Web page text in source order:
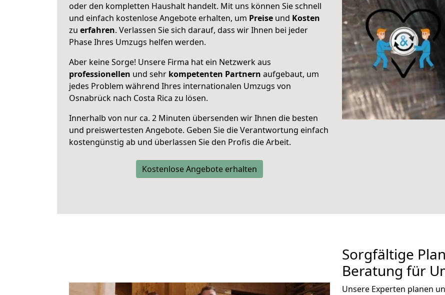
oder den kompletten Haushalt handelt. Mit uns können Sie schnell
und einfach kostenlose Angebote erhalten, um Preise und Kosten
zu erfahren. Verlassen Sie sich darauf, dass wir Ihnen bei jeder
Phase Ihres Umzugs helfen werden.
Aber keine Sorge! Unsere Firma hat ein Netzwerk aus
professionellen und sehr kompetenten Partnern aufgebaut, um
jedes Problem während Ihres internationalen Umzugs von
Osnabrück nach Costa Rica zu lösen.
Innerhalb von nur ca. 2 Minuten übersenden wir Ihnen die besten
und preiswertesten Angebote. Geben Sie die Verantwortung einfach
kostengünstig ab und überlassen Sie den Profis die Arbeit.
Kostenlose Angebote erhalten
Sorgfältige
Beratung für
Unsere Experten planen